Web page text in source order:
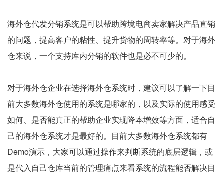
海外仓代发分销系统是可以帮助跨境电商卖家解决产品直销
的问题，提高客户的粘性、提升货物的周转率等。对于海外
仓来说，一个支持库内分销的软件也是必不可少的。
对于海外仓企业在选择海外仓系统时，建议可以了解一下目
前大多数海外仓使用的系统是哪家的，以及实际的使用感受
如何、是否能真正的帮助企业实现降本增效等方面，适合自
己的海外仓系统才是最好的。目前大多数海外仓系统都有
Demo演示，大家可以通过操作来判断系统的底层逻辑，或
是代入自己仓库当前的管理痛点来看系统的流程能否解决目